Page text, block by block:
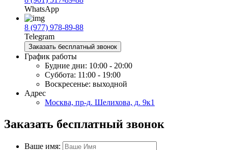
WhatsApp
8 (977) 978-89-88
Telegram
Заказать бесплатный звонок
График работы
Будние дни: 10:00 - 20:00
Суббота: 11:00 - 19:00
Воскресенье: выходной
Адрес
Москва, пр-д. Шелихова, д. 9к1
Заказать бесплатный звонок
Ваше имя: